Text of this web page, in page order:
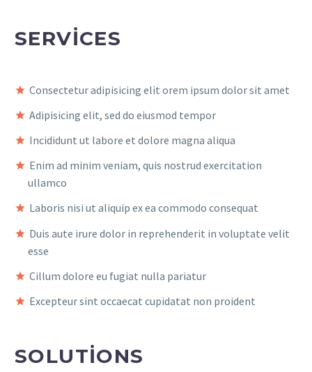
SERVICES
Consectetur adipisicing elit orem ipsum dolor sit amet
Adipisicing elit, sed do eiusmod tempor
Incididunt ut labore et dolore magna aliqua
Enim ad minim veniam, quis nostrud exercitation
ullamco
Laboris nisi ut aliquip ex ea commodo consequat
Duis aute irure dolor in reprehenderit in voluptate velit
esse
Cillum dolore eu fugiat nulla pariatur
Excepteur sint occaecat cupidatat non proident
SOLUTIONS